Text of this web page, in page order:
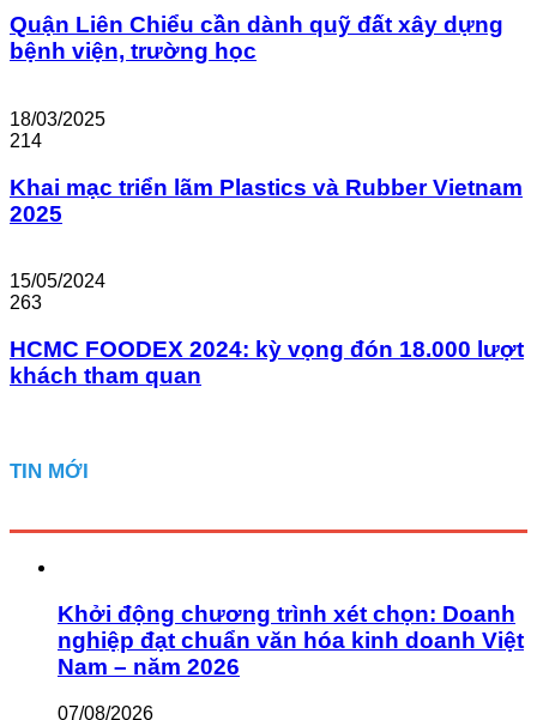
Quận Liên Chiểu cần dành quỹ đất xây dựng
bệnh viện, trường học
18/03/2025
214
Khai mạc triển lãm Plastics và Rubber Vietnam
2025
15/05/2024
263
HCMC FOODEX 2024: kỳ vọng đón 18.000 lượt
khách tham quan
TIN MỚI
Khởi động chương trình xét chọn: Doanh
nghiệp đạt chuẩn văn hóa kinh doanh Việt
Nam – năm 2026
07/08/2026